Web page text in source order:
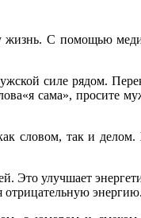
С помощью
силе рядом.
сама», просите
словом, так и делом.
Это улучшает
энергию.